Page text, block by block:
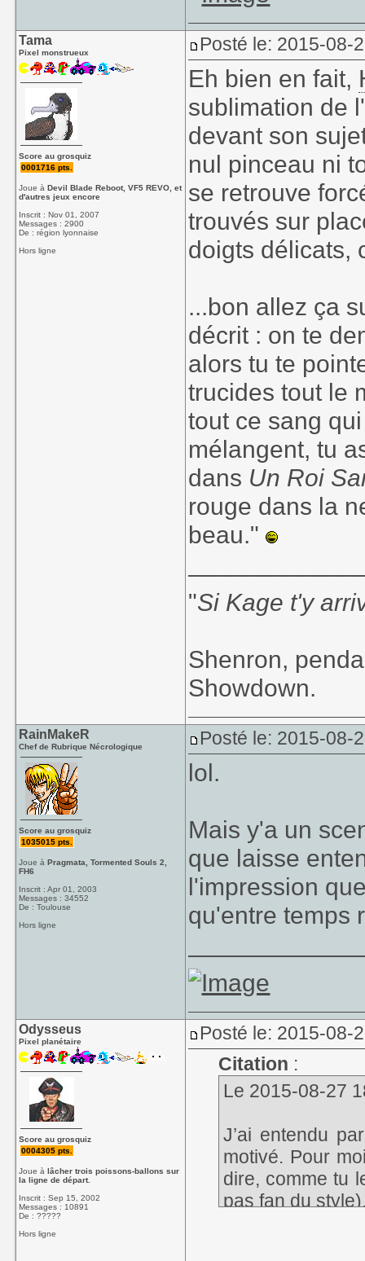
Tama
Pixel monstrueux
Score au grosquiz
0001716 pts.
Joue àDevil Blade Reboot, VF5 REVO, et
d'autres jeux encore
Inscrit : Nov 01, 2007
Messages : 2900
De : région lyonnaise
Hors ligne
Posté le: 2015-08-
Eh bien en fait,
sublimation de
devant son
nul pinceau ni
se retrouve
trouvés sur
doigts délicats,
...bon allez ça
décrit : on te
alors tu te
trucides tout le
tout ce sang
mélangent, tu
dans Un Roi
rouge dans la
beau."
"Si Kage t'y
Shenron,
Showdown.
RainMakeR
Chef de Rubrique Nécrologique
Score au grosquiz
1035015 pts.
Joue àPragmata, Tormented Souls 2,
FH6
Inscrit : Apr 01, 2003
Messages : 34552
De : Toulouse
Hors ligne
Posté le: 2015-08-
lol.
Mais y'a un
que laisse
l'impression
qu'entre temps
Odysseus
Pixel planétaire
Score au grosquiz
0004305 pts.
Joue àlâcher trois poissons-ballons sur
la ligne de départ.
Inscrit : Sep 15, 2002
Messages : 10891
De : ?????
Hors ligne
Posté le: 2015-08-
Citation :
Le 2015-08-27
J’ai entendu
motivé. Pour
dire, comme tu
pas fan du